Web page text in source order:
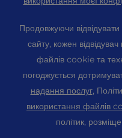
Хостинг серверів
Хостинг для електронної
Laravel Хостинг
Хостинг Ubuntu
Хостинг Linux
WordPress Конструктор
Доменні імена
Керований хостинг
Міграція веб-сайтів
Розташування центрів
Центр обробки даних в
Центр обробки даних
Студентський веб-
Карта сайту
Налаштування
Продовжуючи
сайту, кожен
файлів cookie та
погоджується
надання послуг,
використання файлів
політик,